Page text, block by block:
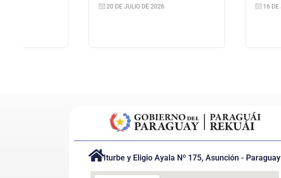
20 DE JULIO DE 2026 16 DE JULIO DE 2026
Iturbe y Eligio Ayala Nº 175, Asunción - Paraguay